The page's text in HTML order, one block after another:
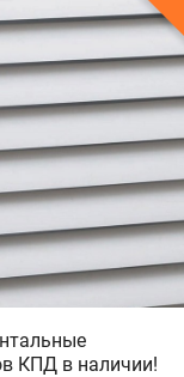
КПД в наличии!